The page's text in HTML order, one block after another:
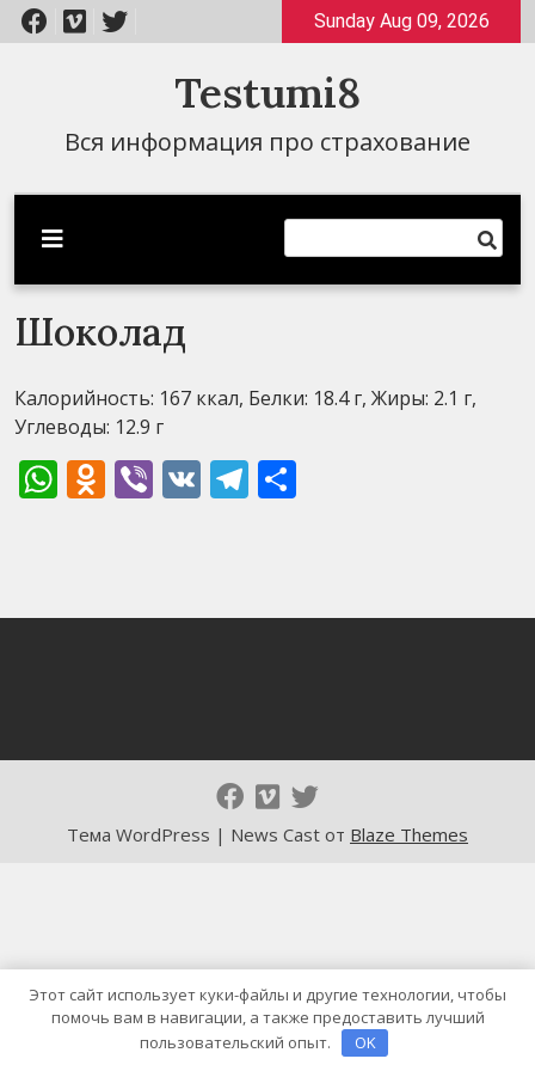
Перейти
к
Sunday Aug 09, 2026
Testumi8
Вся информация про страхование
Шоколад
Калорийность: 167 ккал, Белки: 18.4 г, Жиры: 2.1 г,
Углеводы: 12.9 г
WhatsApp
Odnoklassniki
Viber
VK Telegram
Тема WordPress | News Cast от Blaze Themes
Этот сайт использует куки-файлы и другие технологии, чтобы
помочь вам в навигации, а также предоставить лучший
пользовательский опыт.
OK